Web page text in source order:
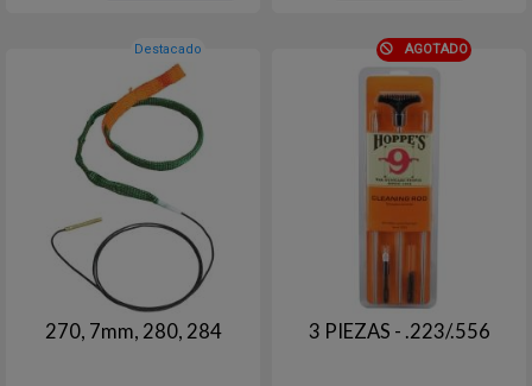
Destacado
270, 7mm, 280, 284
AGOTADO
3 PIEZAS - .223/.556